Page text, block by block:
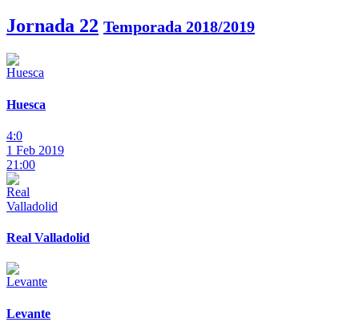
Jornada 22 Temporada 2018/2019
Huesca
4:0
1 Feb 2019
21:00
Real Valladolid
Levante